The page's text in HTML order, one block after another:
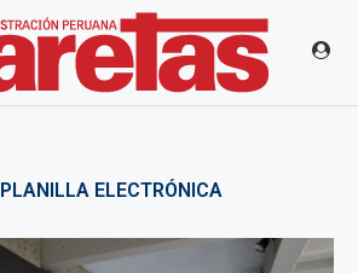
PLANILLA ELECTRÓNICA